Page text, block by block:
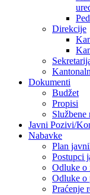
Direkcije
Dokumenti
Budžet
Propisi
Službene
Javni Pozivi/
Nabavke
Plan
Postupci
Odluke o
Odluke o
Praćenje